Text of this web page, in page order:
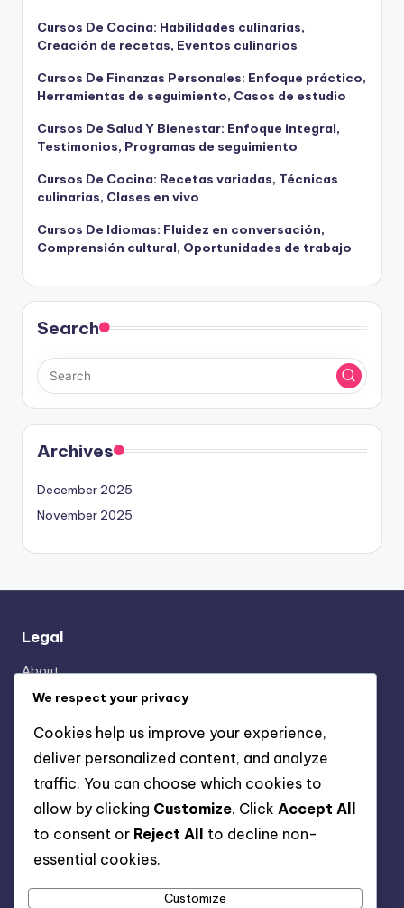
Cursos De Cocina: Habilidades culinarias,
Creación de recetas, Eventos culinarios
Cursos De Finanzas Personales: Enfoque práctico,
Herramientas de seguimiento, Casos de estudio
Cursos De Salud Y Bienestar: Enfoque integral,
Testimonios, Programas de seguimiento
Cursos De Cocina: Recetas variadas, Técnicas
culinarias, Clases en vivo
Cursos De Idiomas: Fluidez en conversación,
Comprensión cultural, Oportunidades de trabajo
Search
Archives
December 2025
November 2025
Legal
About
Privacy Policy
Terms & Conditions
Cookie Policy
Categories
Beneficios de los Cursos Online
Cómo Elegir el Curso Online Ideal
We respect your privacy
Cookies help us improve your experience,
deliver personalized content, and analyze
traffic. You can choose which cookies to
allow by clicking Customize. Click Accept All
to consent or Reject All
to decline non-
essential cookies.
Customize